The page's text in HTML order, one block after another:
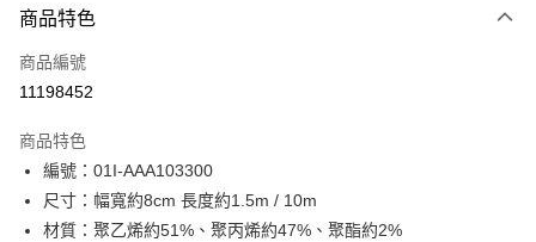
信用卡一次付款
超商取貨付款
Apple Pay
街口支付
商品特色
商品編號
11198452
商品特色
編號：01I-AAA103300
尺寸：幅寬約8cm 長度約1.5m / 10m
材質：聚乙烯約51%、聚丙烯約47%、聚酯約2%